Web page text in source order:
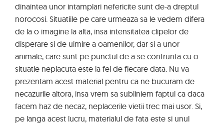
dinaintea unor intamplari nefericite sunt de-a dreptul
norocosi. Situatiile pe care urmeaza sa le vedem difera
de la o imagine la alta, insa intensitatea clipelor de
disperare si de uimire a oamenilor, dar si a unor
animale, care sunt pe punctul de a se confrunta cu o
situatie neplacuta este la fel de fiecare data. Nu va
prezentam acest material pentru ca ne bucuram de
necazurile altora, insa vrem sa subliniem faptul ca daca
facem haz de necaz, neplacerile vietii trec mai usor. Si,
pe langa acest lucru, materialul de fata este si unul